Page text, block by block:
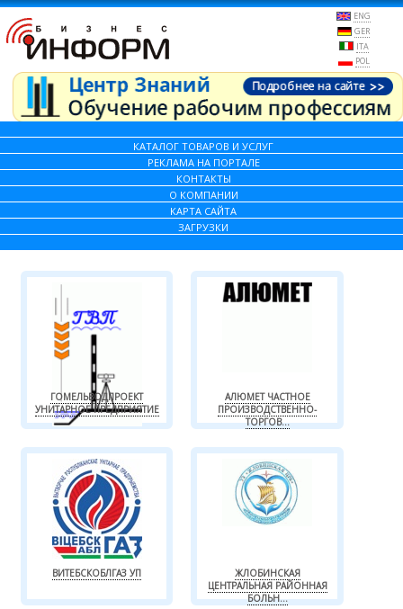
ENG
GER
ITA
POL
КАТАЛОГ ТОВАРОВ И УСЛУГ
РЕКЛАМА НА ПОРТАЛЕ
КОНТАКТЫ
О КОМПАНИИ
КАРТА САЙТА
ЗАГРУЗКИ
ГОМЕЛЬВОДПРОЕКТ
УНИТАРНОЕ ПРЕДПРИЯТИЕ
АЛЮМЕТ ЧАСТНОЕ
ПРОИЗВОДСТВЕННО-
ТОРГОВ...
ВИТЕБСКОБЛГАЗ УП
ЖЛОБИНСКАЯ
ЦЕНТРАЛЬНАЯ РАЙОННАЯ
БОЛЬН...